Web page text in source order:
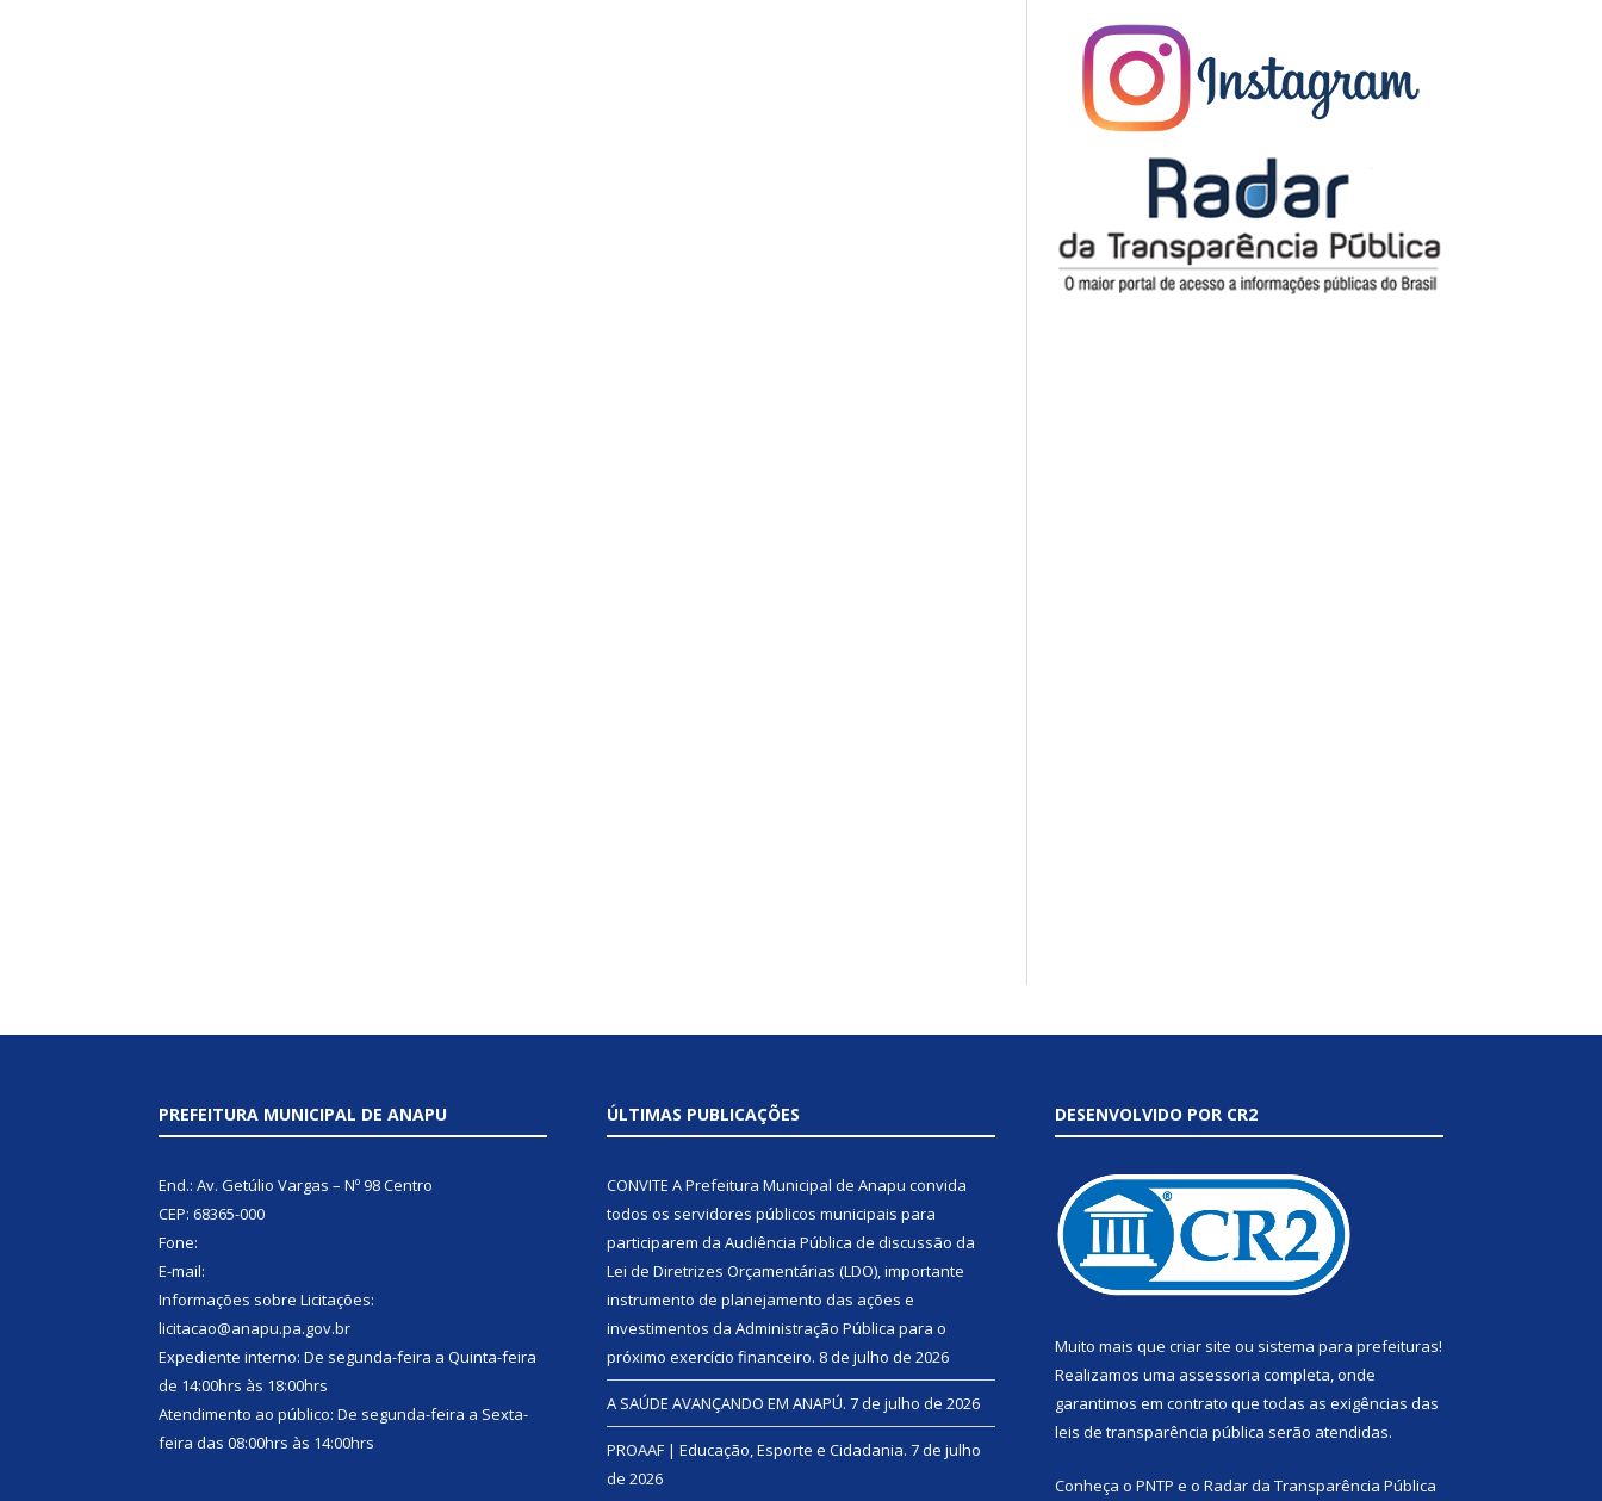
PREFEITURA MUNICIPAL DE ANAPU
End.: Av. Getúlio Vargas – Nº 98 Centro
CEP: 68365-000
Fone:
E-mail:
Informações sobre Licitações:
licitacao@anapu.pa.gov.br
Expediente interno: De segunda-feira a Quinta-feira
de 14:00hrs às 18:00hrs
Atendimento ao público: De segunda-feira a Sexta-
feira das 08:00hrs às 14:00hrs
ÚLTIMAS PUBLICAÇÕES
CONVITE A Prefeitura Municipal de Anapu convida
todos os servidores públicos municipais para
participarem da Audiência Pública de discussão da
Lei de Diretrizes Orçamentárias (LDO), importante
instrumento de planejamento das ações e
investimentos da Administração Pública para o
próximo exercício financeiro. 8 de julho de 2026
A SAÚDE AVANÇANDO EM ANAPÚ. 7 de julho de 2026
PROAAF | Educação, Esporte e Cidadania. 7 de julho
de 2026
DESENVOLVIDO POR CR2
Muito mais que criar site ou sistema para prefeituras!
Realizamos uma assessoria completa, onde
garantimos em contrato que todas as exigências das
leis de transparência pública serão atendidas.
Conheça o PNTP e o Radar da Transparência Pública